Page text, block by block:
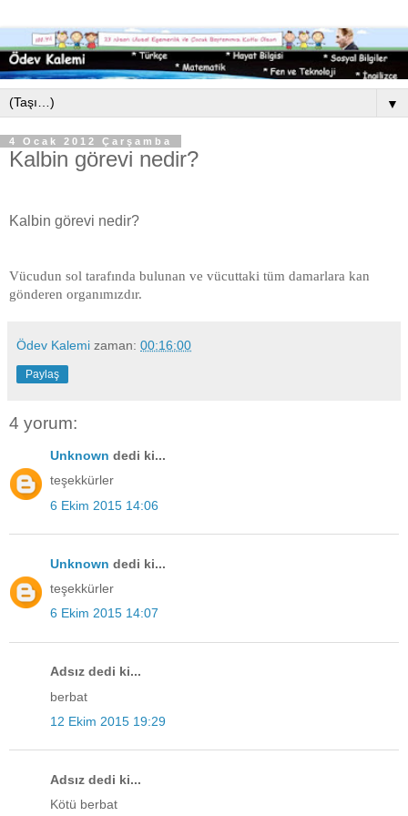
▼
4 Ocak 2012 Çarşamba
Kalbin görevi nedir?
Kalbin görevi nedir?
Vücudun sol tarafında bulunan ve vücuttaki tüm damarlara kan
gönderen organımızdır.
Ödev Kalemi zaman: 00:16:00
Paylaş
4 yorum:
Unknown dedi ki...
teşekkürler
6 Ekim 2015 14:06
Unknown dedi ki...
teşekkürler
6 Ekim 2015 14:07
Adsız dedi ki...
berbat
12 Ekim 2015 19:29
Adsız dedi ki...
Kötü berbat